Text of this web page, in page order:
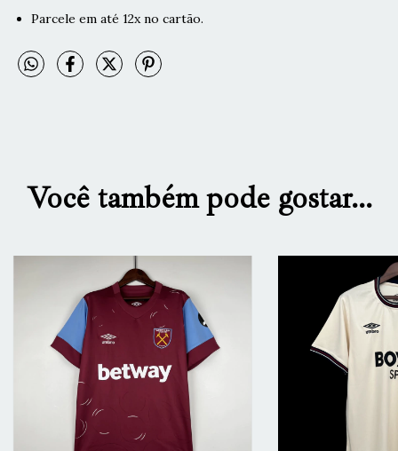
Parcele em até 12x no cartão.
Você também pode gostar...